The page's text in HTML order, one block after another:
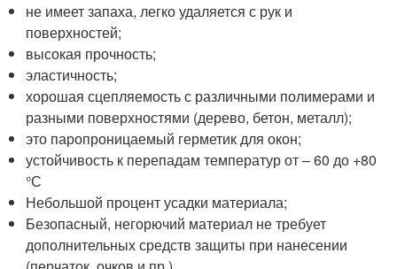
не имеет запаха, легко удаляется с рук и
поверхностей;
высокая прочность;
эластичность;
хорошая сцепляемость с различными полимерами и
разными поверхностями (дерево, бетон, металл);
это паропроницаемый герметик для окон;
устойчивость к перепадам температур от – 60 до +80
°С
Небольшой процент усадки материала;
Безопасный, негорючий материал не требует
дополнительных средств защиты при нанесении